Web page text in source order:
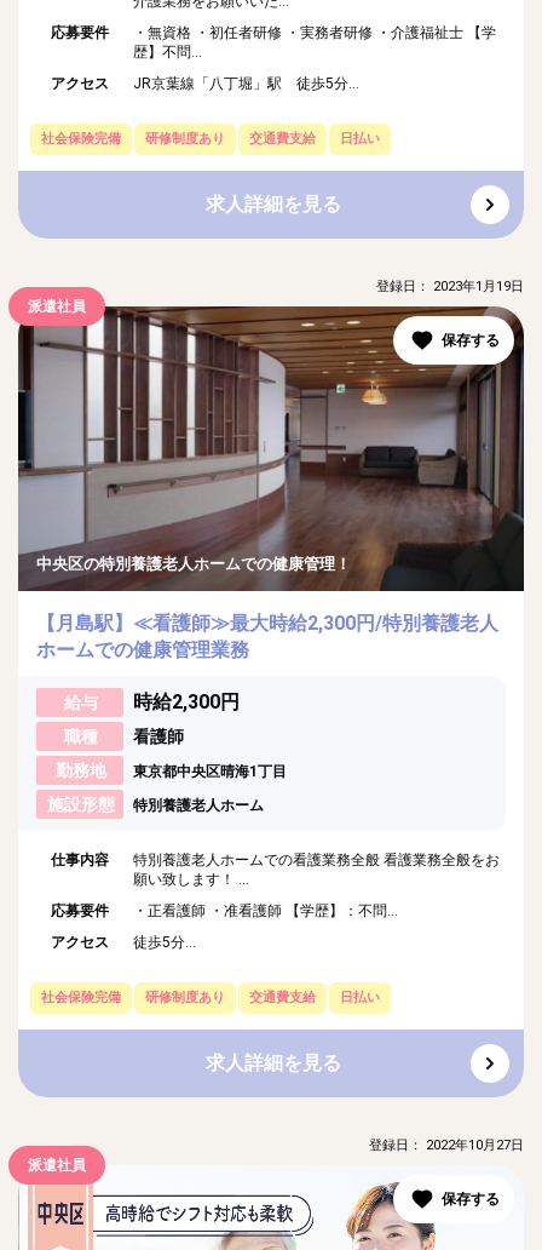
応募要件
・無資格 ・初任者研修 ・実務者研修 ・介護福祉士 【学
歴】不問...
アクセス
JR京葉線「八丁堀」駅 徒歩5分...
社会保険完備 研修制度あり 交通費支給 日払い
求人詳細を見る
派遣社員
登録日： 2023年1月19日
中央区の特別養護老人ホームでの健康管理！
【月島駅】≪看護師≫最大時給2,300円/特別養護老人
ホームでの健康管理業務
給与 時給2,300円
職種
看護師
勤務地
東京都中央区晴海1丁目
施設形態 特別養護老人ホーム
仕事内容
特別養護老人ホームでの看護業務全般 看護業務全般をお
願い致します！ ...
応募要件
・正看護師 ・准看護師 【学歴】：不問...
アクセス
徒歩5分...
社会保険完備 研修制度あり 交通費支給 日払い
求人詳細を見る
派遣社員
登録日： 2022年10月27日